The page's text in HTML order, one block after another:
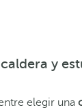
y
elegir una